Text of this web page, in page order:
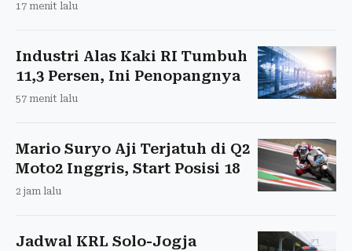
17 menit lalu
Industri Alas Kaki RI Tumbuh
11,3 Persen, Ini Penopangnya
57 menit lalu
Mario Suryo Aji Terjatuh di Q2
Moto2 Inggris, Start Posisi 18
2 jam lalu
Jadwal KRL Solo-Jogja